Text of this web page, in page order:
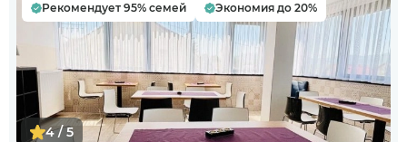
Рекомендует 95% семей Экономия до 20%
4 / 5